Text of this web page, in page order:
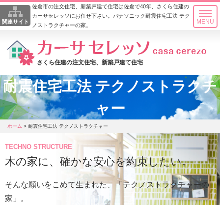
関連サイト
佐倉市の注文住宅、新築戸建て住宅は佐倉で40年、さくら住建の
カーサセレッソにお任せ下さい。パナソニック耐震住宅工法 テク
ノストラクチャーの家。
さくら住建の注文住宅、新築戸建て住宅
MENU
耐震住宅工法 テクノストラクチ
ャー
ホーム > 耐震住宅工法 テクノストラクチャー
TECHNO STRUCTURE
木の家に、確かな安心を約束したい。
そんな願いをこめて生まれた、「テクノストラクチャーの
家」。